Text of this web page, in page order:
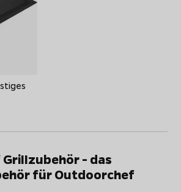
- das
für Outdoorchef